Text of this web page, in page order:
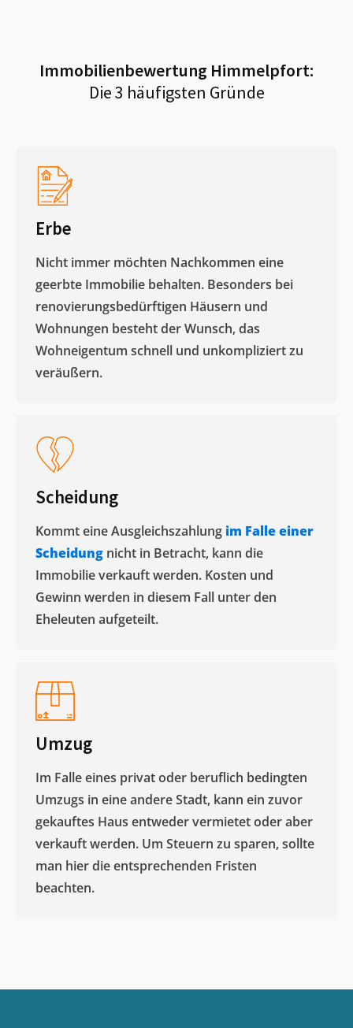
Immobilienbewertung Himmelpfort:
Die 3 häufigsten Gründe
Erbe
Nicht immer möchten Nachkommen eine
geerbte Immobilie behalten. Besonders bei
renovierungsbedürftigen Häusern und
Wohnungen besteht der Wunsch, das
Wohneigentum schnell und unkompliziert zu
veräußern. ​
Scheidung
Kommt eine Ausgleichszahlung im Falle einer
Scheidung nicht in Betracht, kann die
Immobilie verkauft werden. Kosten und
Gewinn werden in diesem Fall unter den
Eheleuten aufgeteilt.​
Umzug
Im Falle eines privat oder beruflich bedingten
Umzugs in eine andere Stadt, kann ein zuvor
gekauftes Haus entweder vermietet oder aber
verkauft werden. Um Steuern zu sparen, sollte
man hier die entsprechenden Fristen
beachten.